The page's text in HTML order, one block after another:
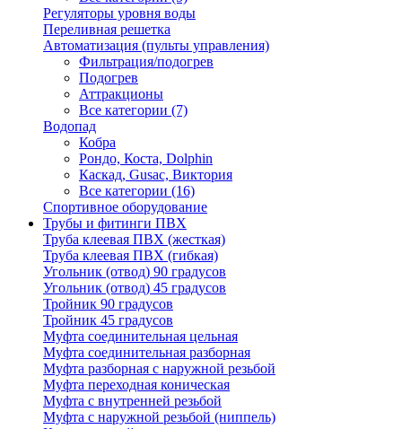
Регуляторы уровня воды
Переливная решетка
Автоматизация (пульты управления)
Фильтрация/подогрев
Подогрев
Аттракционы
Все категории (7)
Водопад
Кобра
Рондо, Коста, Dolphin
Каскад, Gusac, Виктория
Все категории (16)
Спортивное оборудование
Трубы и фитинги ПВХ
Труба клеевая ПВХ (жесткая)
Труба клеевая ПВХ (гибкая)
Угольник (отвод) 90 градусов
Угольник (отвод) 45 градусов
Тройник 90 градусов
Тройник 45 градусов
Муфта соединительная цельная
Муфта соединительная разборная
Муфта разборная с наружной резьбой
Муфта переходная коническая
Муфта с внутренней резьбой
Муфта с наружной резьбой (ниппель)